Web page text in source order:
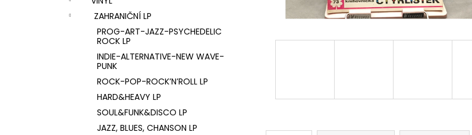
ZAHRANIČNÍ LP
PROG-ART-JAZZ-PSYCHEDELIC
ROCK LP
INDIE-ALTERNATIVE-NEW WAVE-
PUNK
ROCK-POP-ROCK’N’ROLL LP
HARD&HEAVY LP
SOUL&FUNK&DISCO LP
JAZZ, BLUES, CHANSON LP
U2 – THE JOSHUA TREE LP
1 290 Kč
MARTIN KRATOCHVÍL & JAZZ Q ‎–
HODOKVAS (FEASTING) LP